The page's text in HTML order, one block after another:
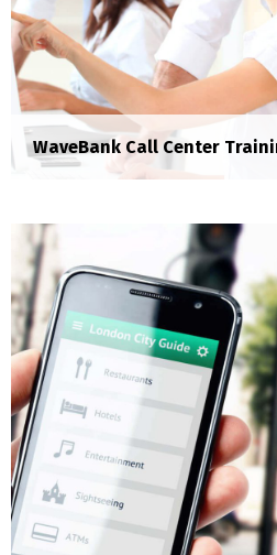
Eco Friendly Business
Pellentesque vel dapibus
metus. Aliquam erat volutpat.
volutpat.
WaveBank Call Center